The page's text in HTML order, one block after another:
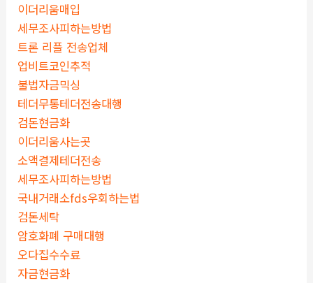
이더리움매입
세무조사피하는방법
트론 리플 전송업체
업비트코인추적
불법자금믹싱
테더무통테더전송대행
검돈현금화
이더리움사는곳
소액결제테더전송
세무조사피하는방법
국내거래소fds우회하는법
검돈세탁
암호화폐 구매대행
오다집수수료
자금현금화